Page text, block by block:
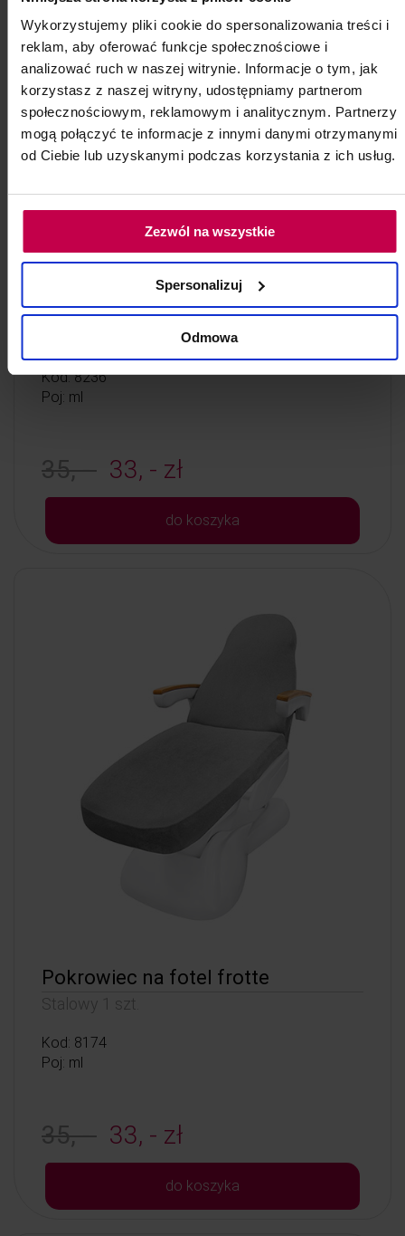
Wykorzystujemy pliki cookie do spersonalizowania treści i
reklam, aby oferować funkcje społecznościowe i
analizować ruch w naszej witrynie. Informacje o tym, jak
korzystasz z naszej witryny, udostępniamy partnerom
społecznościowym, reklamowym i analitycznym. Partnerzy
mogą połączyć te informacje z innymi danymi otrzymanymi
od Ciebie lub uzyskanymi podczas korzystania z ich usług.
Zezwól na wszystkie
Spersonalizuj
Odmowa
Pokrowiec na fotel frotte
Kod: 8236
Poj: ml
35, - 33, - zł
do koszyka
Pokrowiec na fotel frotte
Stalowy 1 szt.
Kod: 8174
Poj: ml
35, - 33, - zł
do koszyka